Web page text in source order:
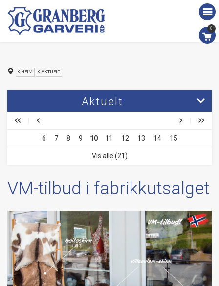
0
HEIM AKTUELT
Aktuelt
Vinnar av saueskinn på Møgedalsmarknaden - 2018
Fjorårets siste parti i arbeid.
Nye arktiske selskinn i arbeid
Nappaskinn
Juletilbud [utgått]
Medalje for lang og tru teneste
Vegetabilsk garva skinn
6 7 8 9 10 11 12 13 14 15
Vis alle (21)
VM-tilbud i fabrikkutsalget